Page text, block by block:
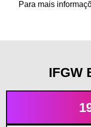
Para mais
IFGW